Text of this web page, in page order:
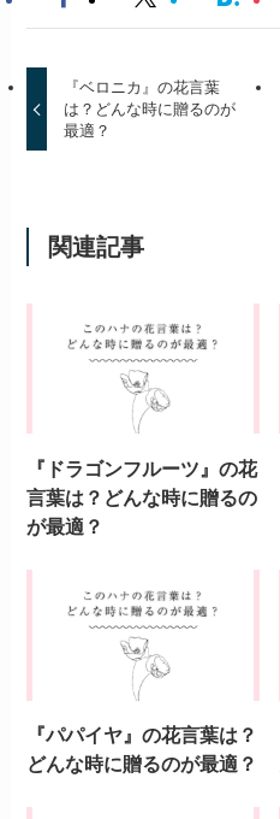
『ベロニカ』の花言葉
は？どんな時に贈るのが
最適？
関連記事
『ドラゴンフルーツ』の花
言葉は？どんな時に贈るの
が最適？
『パパイヤ』の花言葉は？
どんな時に贈るのが最適？